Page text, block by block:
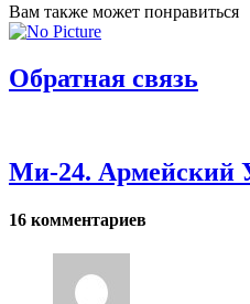
Вам также может понравиться
Обратная связь
Ми-24. Армейский
16 комментариев